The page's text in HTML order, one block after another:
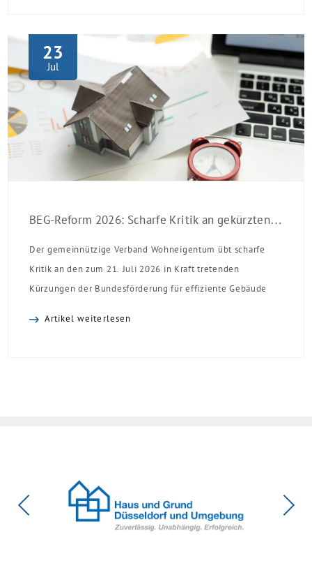
23
Jul
BEG-Reform 2026: Scharfe Kritik an gekürzten Sanierungsförderungen
Der gemeinnützige Verband Wohneigentum übt scharfe
Kritik an den zum 21. Juli 2026 in Kraft tretenden
Kürzungen der Bundesförderung für effiziente Gebäude
Artikel weiterlesen